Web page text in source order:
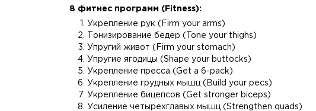
8 фитнес программ (Fitness):
Укрепление рук (Firm your arms)
Тонизирование бедер (Tone your thighs)
Упругий живот (Firm your stomach)
Упругие ягодицы (Shape your buttocks)
Укрепление пресса (Get a 6-pack)
Укрепление грудных мышц (Build your pecs)
Укрепление бицепсов (Get stronger biceps)
Усиление четырехглавых мышц (Strengthen quads)